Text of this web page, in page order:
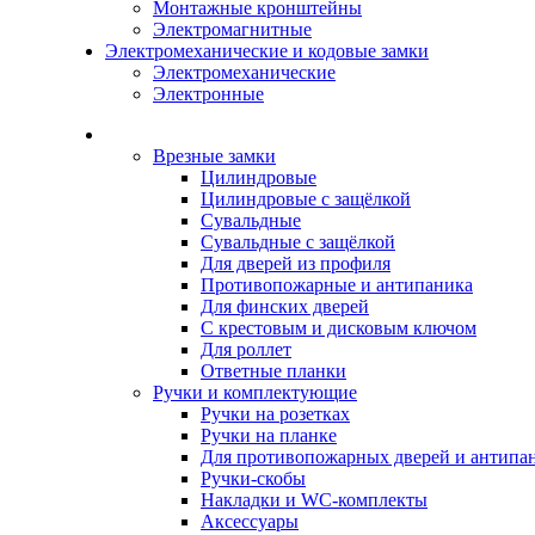
Монтажные кронштейны
Электромагнитные
Электромеханические и кодовые замки
Электромеханические
Электронные
Врезные замки
Цилиндровые
Цилиндровые с защёлкой
Сувальдные
Сувальдные с защёлкой
Для дверей из профиля
Противопожарные и антипаника
Для финских дверей
С крестовым и дисковым ключом
Для роллет
Ответные планки
Ручки и комплектующие
Ручки на розетках
Ручки на планке
Для противопожарных дверей и
Ручки-скобы
Накладки и WC-комплекты
Аксессуары